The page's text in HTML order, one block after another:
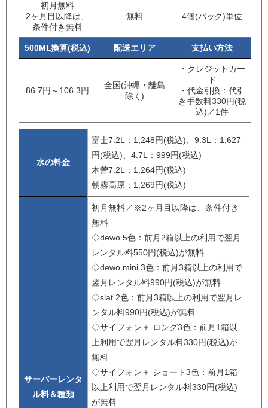
初月無料
2ヶ月目以降は、
条件付き無料
無料 4個(パック)単位
500ML換算(税込) 配送エリア 支払い方法
86.7円～106.3円
全国(沖縄・離島
除く)
・クレジットカー
ド
・代金引換：代引
き手数料330円(税
込)／1件
水の料金
富士7.2L：1,248円(税込)、9.3L：1,627
円(税込)、4.7L：999円(税込)
木曽7.2L：1,264円(税込)
朝霧高原：1,269円(税込)
サーバーレンタ
ル料＆種類
初月無料／※2ヶ月目以降は、条件付き
無料
◇dewo 5色：前月2箱以上の利用で翌月
レンタル料550円(税込)が無料
◇dewo mini 3色：前月3箱以上の利用で
翌月レンタル料990円(税込)が無料
◇slat 2色：前月3箱以上の利用で翌月レ
ンタル料990円(税込)が無料
◇サイフォン＋ ロング3色：前月1箱以
上利用で翌月レンタル料330円(税込)が
無料
◇サイフォン＋ ショート3色：前月1箱
以上利用で翌月レンタル料330円(税込)
が無料